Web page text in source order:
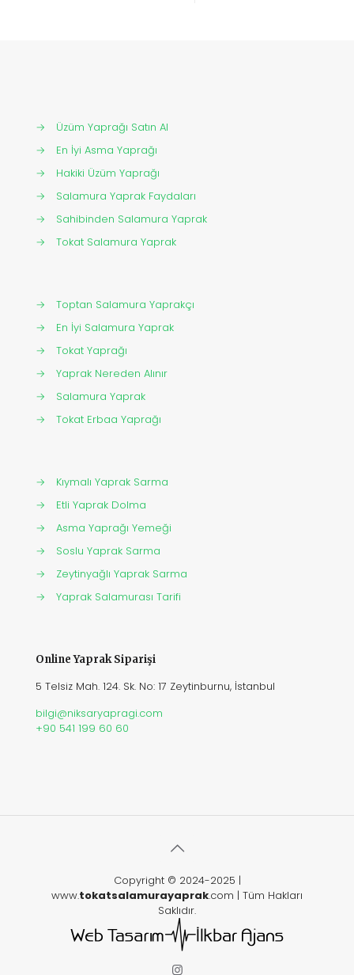
→
Üzüm Yaprağı Satın Al
→
En İyi Asma Yaprağı
→
Hakiki Üzüm Yaprağı
→
Salamura Yaprak Faydaları
→
Sahibinden Salamura Yaprak
→
Tokat Salamura Yaprak
→
Toptan Salamura Yaprakçı
→
En İyi Salamura Yaprak
→
Tokat Yaprağı
→
Yaprak Nereden Alınır
→
Salamura Yaprak
→
Tokat Erbaa Yaprağı
→
Kıymalı Yaprak Sarma
→
Etli Yaprak Dolma
→
Asma Yaprağı Yemeği
→
Soslu Yaprak Sarma
→
Zeytinyağlı Yaprak Sarma
→
Yaprak Salamurası Tarifi
Online Yaprak Siparişi
5 Telsiz Mah. 124. Sk. No: 17 Zeytinburnu, İstanbul
bilgi@niksaryapragi.com
+90 541 199 60 60
Copyright © 2024-2025 |
www.tokatsalamurayaprak.com | Tüm Hakları
Saklıdır.